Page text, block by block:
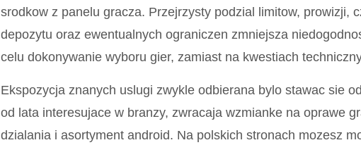
srodkow z panelu gracza. Przejrzysty podzial limitow, prowizji,
depozytu oraz ewentualnych ograniczen zmniejsza
celu dokonywanie wyboru gier, zamiast na kwestiach
Ekspozycja znanych uslugi zwykle odbierana bylo stawac sie
od lata interesujace w branzy, zwracaja wzmianke na oprawe
dzialania i asortyment android. Na polskich stronach mozesz